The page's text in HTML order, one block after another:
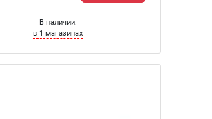
В наличии:
в 1 магазинах